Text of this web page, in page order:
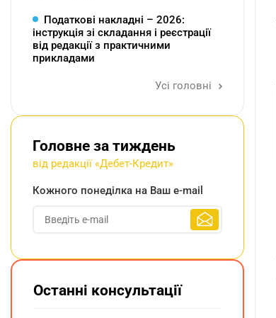
Податкові накладні – 2026:
інструкція зі складання і реєстрації
від редакції з практичними
прикладами
Усі головні
Головне за тиждень
від редакції «Дебет-Кредит»
Кожного понеділка на Ваш e-mail
Останні консультації